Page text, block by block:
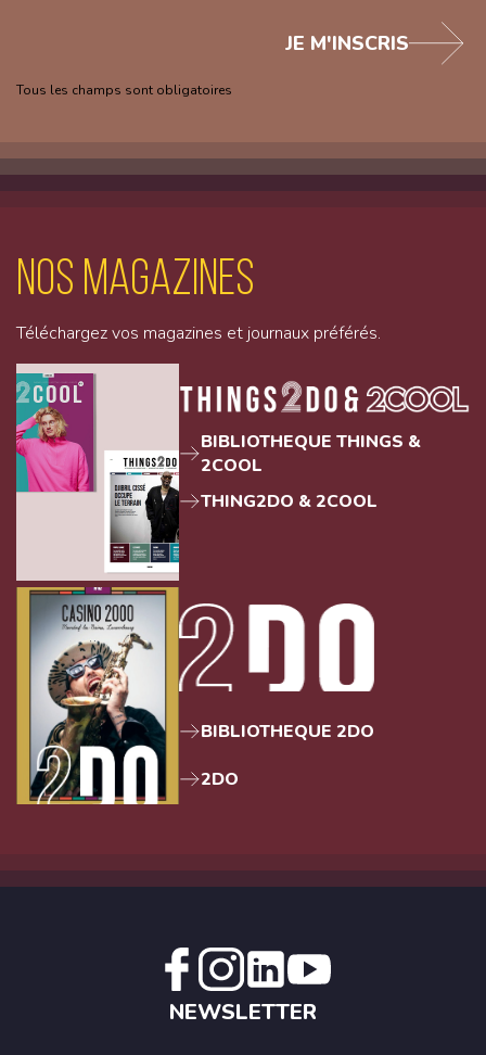
Tous les champs sont obligatoires
JE M'INSCRIS
Nos magazines
Téléchargez vos magazines et journaux préférés.
BIBLIOTHEQUE THINGS &
2COOL
THING2DO & 2COOL
BIBLIOTHEQUE 2DO
2DO
NEWSLETTER